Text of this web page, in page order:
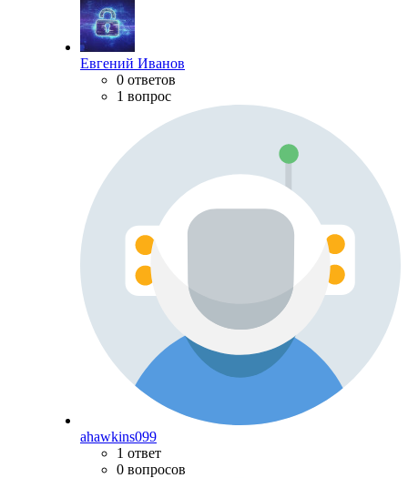
Евгений Иванов
0 ответов
1 вопрос
ahawkins099
1 ответ
0 вопросов